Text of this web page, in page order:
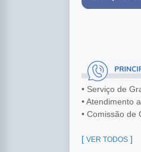
• Serviço de
• Atendimento
• Comissão de
[ VER TODOS ]